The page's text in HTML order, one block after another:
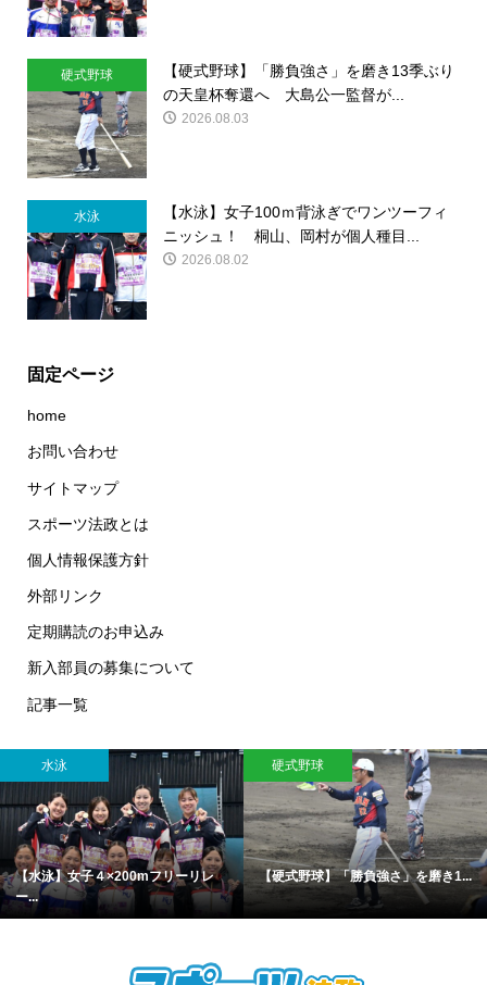
硬式野球
【硬式野球】「勝負強さ」を磨き13季ぶり
の天皇杯奪還へ 大島公一監督が...
2026.08.03
水泳
【水泳】女子100ｍ背泳ぎでワンツーフィ
ニッシュ！ 桐山、岡村が個人種目...
2026.08.02
固定ページ
home
お問い合わせ
サイトマップ
スポーツ法政とは
個人情報保護方針
外部リンク
定期購読のお申込み
新入部員の募集について
記事一覧
水泳
【水泳】女子４×200mフリーリレ
ー...
硬式野球
【硬式野球】「勝負強さ」を磨き1...